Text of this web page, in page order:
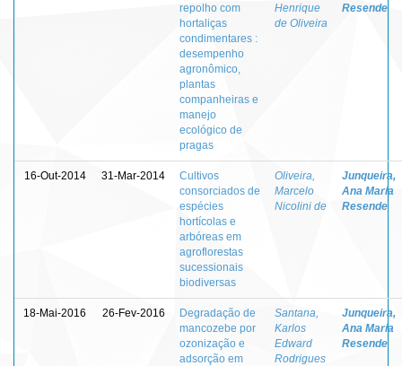
repolho com
hortaliças
condimentares :
desempenho
agronômico,
plantas
companheiras e
manejo
ecológico de
pragas
Henrique
de Oliveira
Resende
16-Out-2014 31-Mar-2014
Cultivos
consorciados de
espécies
hortícolas e
arbóreas em
agroflorestas
sucessionais
biodiversas
Oliveira,
Marcelo
Nicolini de
Junqueira,
Ana Maria
Resende
18-Mai-2016 26-Fev-2016
Degradação de
mancozebe por
ozonização e
adsorção em
Santana,
Karlos
Edward
Rodrigues
Junqueira,
Ana Maria
Resende